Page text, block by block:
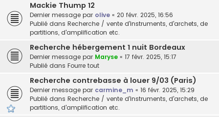
Mackie Thump 12
Dernier message par olive « 20 févr. 2025, 16:56
Publié dans Recherche / vente d'instruments, d'archets, de
partitions, d'amplification etc.
Recherche hébergement 1 nuit Bordeaux
Dernier message par Maryse « 17 févr. 2025, 15:17
Publié dans Fourre tout
Recherche contrebasse à louer 9/03 (Paris)
Dernier message par carmine_m « 16 févr. 2025, 15:29
Publié dans Recherche / vente d'instruments, d'archets, de
partitions, d'amplification etc.